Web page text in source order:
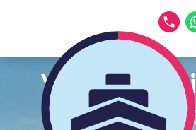
Votre